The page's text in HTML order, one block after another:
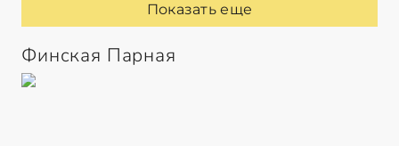
Показать еще
Финская Парная